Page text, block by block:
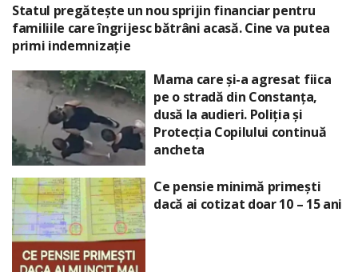
Statul pregătește un nou sprijin financiar pentru
familiile care îngrijesc bătrâni acasă. Cine va putea
primi indemnizație
Mama care și-a agresat fiica
pe o stradă din Constanța,
dusă la audieri. Poliția și
Protecția Copilului continuă
ancheta
Ce pensie minimă primești
dacă ai cotizat doar 10 – 15 ani